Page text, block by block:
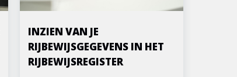
INZIEN VAN JE
RIJBEWIJSGEGEVENS IN HET
RIJBEWIJSREGISTER